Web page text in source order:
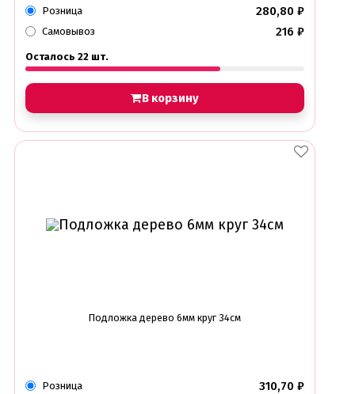
Розница 280,80 ₽
Самовывоз 216 ₽
Осталось 22 шт.
В корзину
Подложка дерево 6мм круг 34см
Розница 310,70 ₽